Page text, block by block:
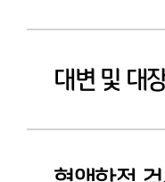
대변 및 대